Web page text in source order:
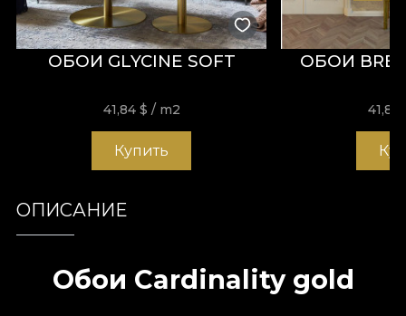
ОБОИ GLYCINE SOFT
41,84 $ / m2
Купить
ОБОИ
41,84
ОПИСАНИЕ
Обои Cardinality gold